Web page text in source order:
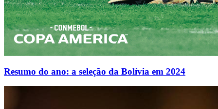
Resumo do ano: a seleção da Bolívia em 2024